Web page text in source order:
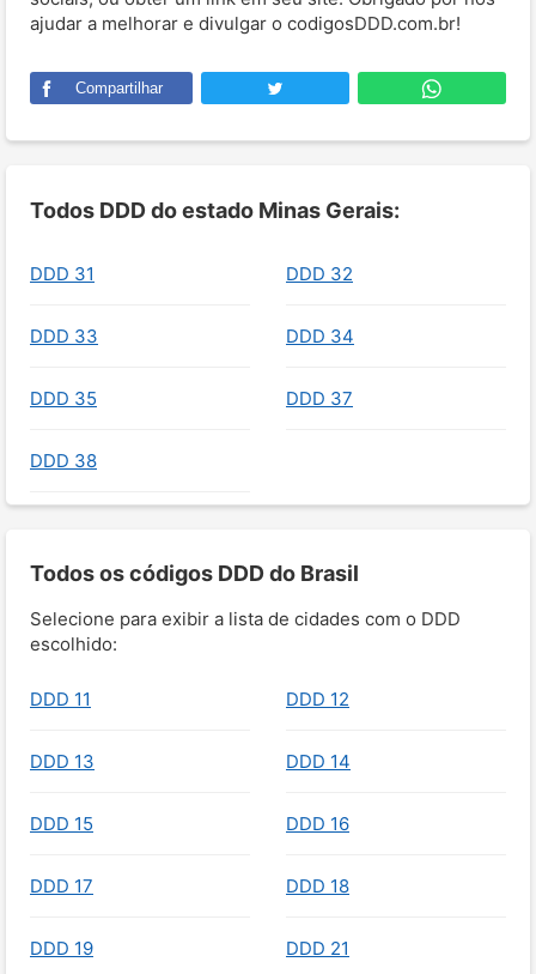
ajudar a melhorar e divulgar o codigosDDD.com.br!
Compartilhar
Todos DDD do estado Minas Gerais:
DDD 31 DDD 32
DDD 33 DDD 34
DDD 35 DDD 37
DDD 38
Todos os códigos DDD do Brasil
Selecione para exibir a lista de cidades com o DDD
escolhido:
DDD 11 DDD 12
DDD 13 DDD 14
DDD 15 DDD 16
DDD 17 DDD 18
DDD 19 DDD 21